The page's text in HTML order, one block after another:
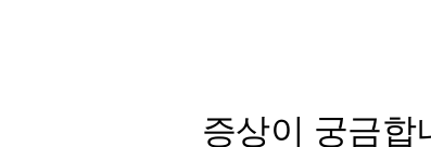
증상이 궁금합